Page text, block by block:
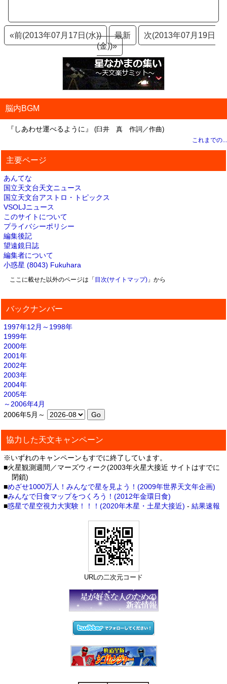
«前(2013年07月17日(水)) 最新
次(2013年07月19日
(金))»
脳内BGM
『しあわせ運べるように』 (臼井 真 作詞／作曲)
これまでの...
主要ページ
あんてな
国立天文台天文ニュース
国立天文台アストロ・トピックス
VSOLJニュース
このサイトについて
プライバシーポリシー
編集後記
望遠鏡日誌
編集者について
小惑星 (8043) Fukuhara
ここに載せた以外のページは「 目次(サイトマップ)」から
バックナンバー
1997年12月～1998年
1999年
2000年
2001年
2002年
2003年
2004年
2005年
～2006年4月
2006年5月～
協力した天文キャンペーン
※いずれのキャンペーンもすでに終了しています。
■火星観測週間／マーズウィーク(2003年火星大接近 サイトはすでに
閉鎖)
■めざせ1000万人！みんなで星を見よう！(2009年世界天文年企画)
■みんなで日食マップをつくろう！(2012年金環日食)
■惑星で星空視力大実験！！！(2020年木星・土星大接近) - 結果速報
URLの二次元コード